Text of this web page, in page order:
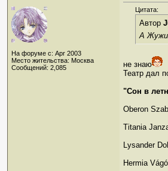
На форуме с: Apr 2003
Место жительства: Москва
Сообщений: 2,085
Цитата:
Автор
А Жужи
не знаю
Театр дал
"Сон в
Oberon
Titania
Lysander
Hermia